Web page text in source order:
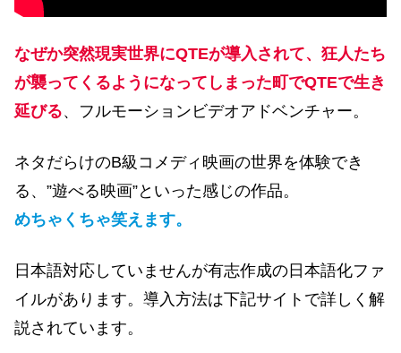
なぜか突然現実世界にQTEが導入されて、狂人たち
が襲ってくるようになってしまった町でQTEで生き
延びる、フルモーションビデオアドベンチャー。
ネタだらけのB級コメディ映画の世界を体験でき
る、”遊べる映画”といった感じの作品。
めちゃくちゃ笑えます。
日本語対応していませんが有志作成の日本語化ファ
イルがあります。導入方法は下記サイトで詳しく解
説されています。